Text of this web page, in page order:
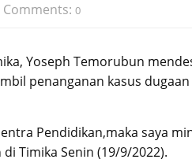
Comments: 0
Yoseph Temorubun
penanganan kasus
Pendidikan,maka saya
Timika Senin (19/9/2022).